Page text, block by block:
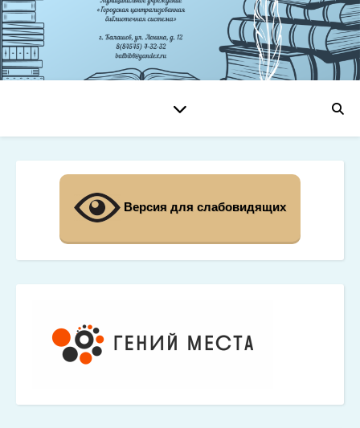
Версия для слабовидящих